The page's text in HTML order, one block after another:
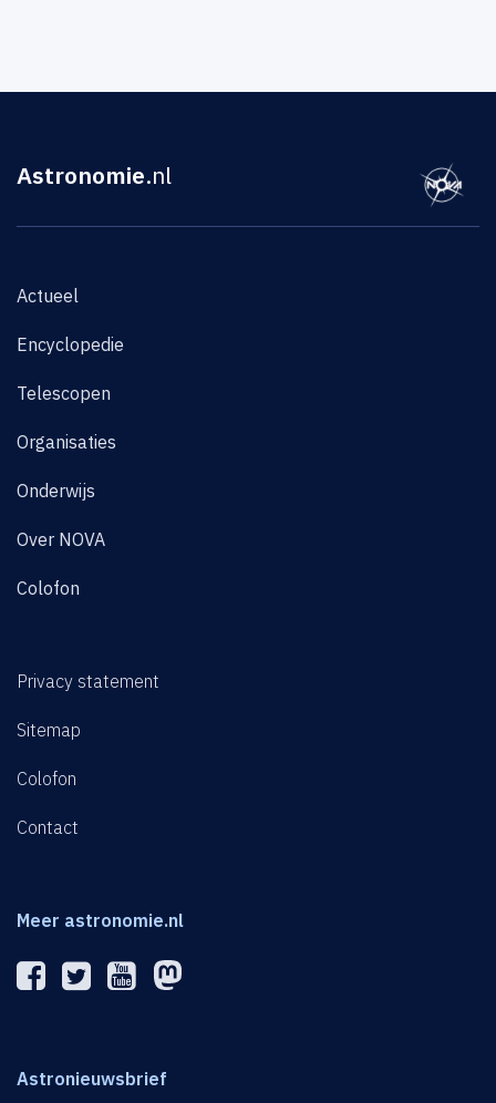
Astronomie.nl
Actueel
Encyclopedie
Telescopen
Organisaties
Onderwijs
Over NOVA
Colofon
Privacy statement
Sitemap
Colofon
Contact
Meer astronomie.nl
Astronieuwsbrief